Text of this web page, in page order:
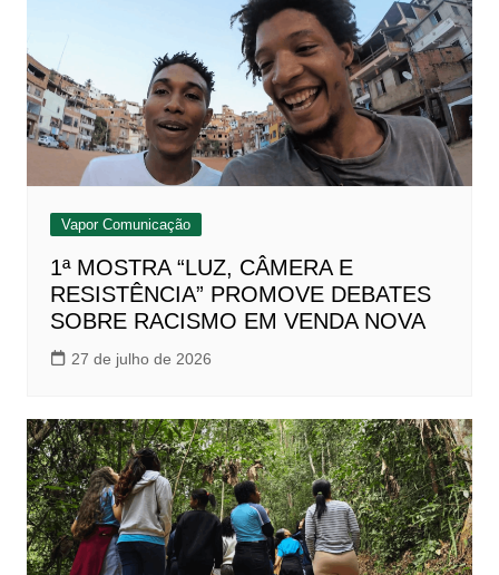
Vapor Comunicação
1ª MOSTRA “LUZ, CÂMERA E
RESISTÊNCIA” PROMOVE DEBATES
SOBRE RACISMO EM VENDA NOVA
27 de julho de 2026